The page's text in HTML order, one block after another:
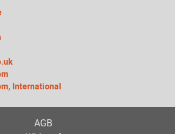
International
AGB